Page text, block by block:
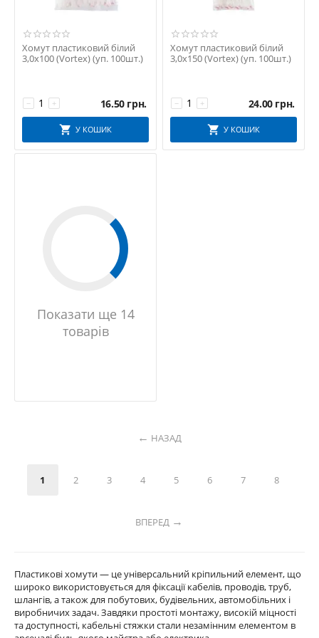
Хомут пластиковий білий
3,0х100 (Vortex) (уп. 100шт.)
+
− 16.50 грн.
У КОШИК
Хомут пластиковий білий
3,0х150 (Vortex) (уп. 100шт.)
+
− 24.00 грн.
У КОШИК
Показати ще 14
товарів
НАЗАД
1 2 3 4 5 6 7 8
ВПЕРЕД
Пластикові хомути — це універсальний кріпильний елемент, що
широко використовується для фіксації кабелів, проводів, труб,
шлангів, а також для побутових, будівельних, автомобільних і
виробничих задач. Завдяки простоті монтажу, високій міцності
та доступності, кабельні стяжки стали незамінним елементом в